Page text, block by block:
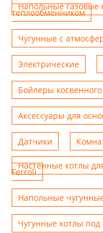
Напольные газовые
теплообменником
Чугунные с
Электрические
Бойлеры
Аксессуары для
Датчики
Настенные котлы
Ferroli
Напольные
Чугунные котлы под